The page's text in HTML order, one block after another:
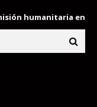
enviada a